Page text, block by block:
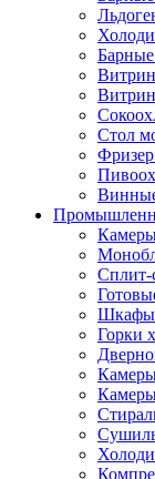
Стол
Сплит-
Шкафы
Горки